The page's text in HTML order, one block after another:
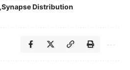
Synapse Distribution